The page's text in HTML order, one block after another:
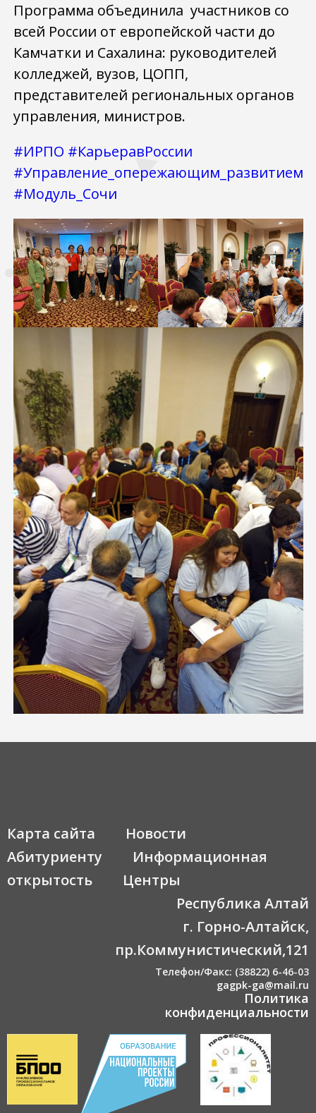
Программа объединила участников со
всей России от европейской части до
Камчатки и Сахалина: руководителей
колледжей, вузов, ЦОПП,
представителей региональных органов
управления, министров.
#ИРПО #КарьеравРоссии
#Управление_опережающим_развитием
#Модуль_Сочи
Карта сайта
Новости
Абитуриенту
Информационная
открытость
Центры
Республика Алтай
г. Горно-Алтайск,
пр.Коммунистический,121
Телефон/Факс: (38822) 6-46-03
gagpk-ga@mail.ru
Политика
конфиденциальности